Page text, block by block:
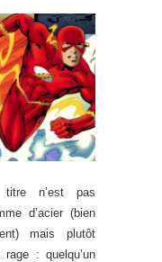
n’est pas
d’acier (bien
mais plutôt
: quelqu’un